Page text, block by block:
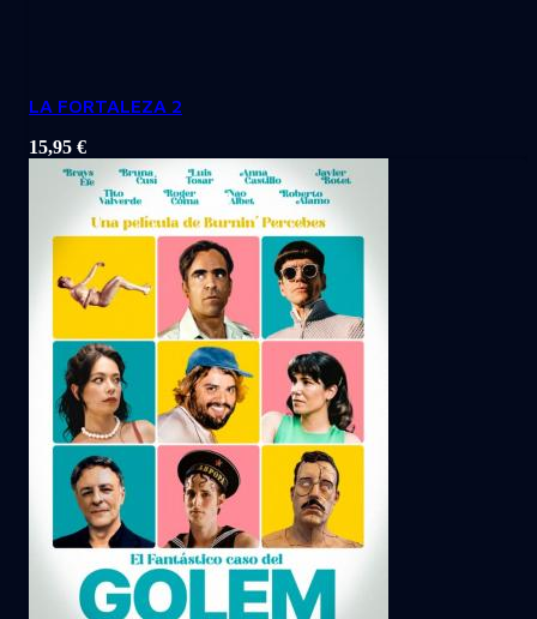
LA FORTALEZA 2
15,95 €